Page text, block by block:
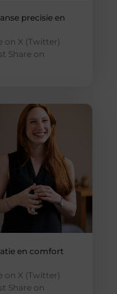
precisie en
on X (Twitter)
Share on
en comfort
on X (Twitter)
Share on